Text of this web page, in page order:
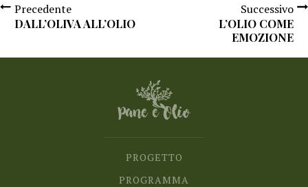
Precedente
DALL’OLIVA ALL’OLIO
Successivo
L’OLIO COME
EMOZIONE
PROGETTO
PROGRAMMA